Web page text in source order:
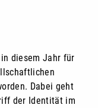
in diesem Jahr für
Dabei geht
der Identität im